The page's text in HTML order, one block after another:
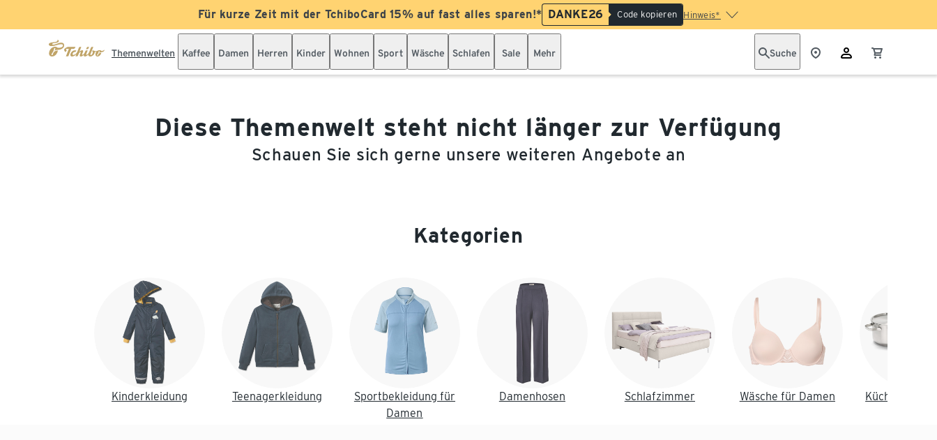
Für kurze Zeit mit der TchiboCard 15% auf fast alles sparen!* DANKE26 Code kopieren Hinweis*
Themenwelten Kaffee Damen Herren Kinder Wohnen Sport Wäsche Schlafen Sale Mehr Suche
Diese Themenwelt steht nicht länger zur Verfügung
Schauen Sie sich gerne unsere weiteren Angebote an
Kategorien
Kinderkleidung Teenagerkleidung
Sportbekleidung für
Damen
Damenhosen Schlafzimmer Wäsche für Damen Küche &